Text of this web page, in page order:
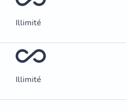
Illimité
Illimité